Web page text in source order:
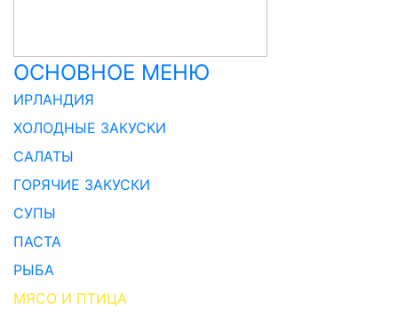
ОСНОВНОЕ МЕНЮ
ИРЛАНДИЯ
ХОЛОДНЫЕ ЗАКУСКИ
САЛАТЫ
ГОРЯЧИЕ ЗАКУСКИ
СУПЫ
ПАСТА
РЫБА
МЯСО И ПТИЦА